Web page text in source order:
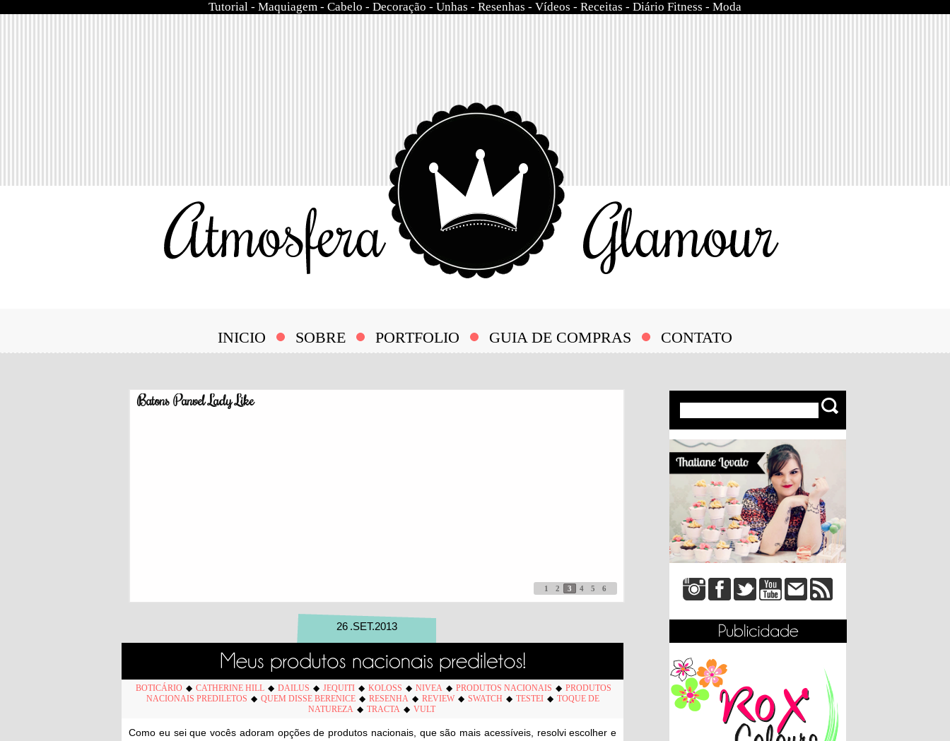
Tutorial - Maquiagem - Cabelo - Decoração - Unhas - Resenhas - Vídeos - Receitas - Diário Fitness - Moda
INICIO SOBRE PORTFOLIO GUIA DE COMPRAS CONTATO
Batons Panvel Lady Like Produtos Recebidos
1 2 3 4 5 6
26 .SET.2013
BOTICÁRIO ◆ CATHERINE HILL ◆ DAILUS ◆ JEQUITI ◆ KOLOSS ◆ NIVEA ◆ PRODUTOS NACIONAIS ◆ PRODUTOS
NACIONAIS PREDILETOS ◆ QUEM DISSE BERENICE ◆ RESENHA ◆ REVIEW ◆ SWATCH ◆ TESTEI ◆ TOQUE DE
NATUREZA ◆ TRACTA ◆ VULT
Como eu sei que vocês adoram opções de produtos nacionais, que são mais acessíveis, resolvi escolher e